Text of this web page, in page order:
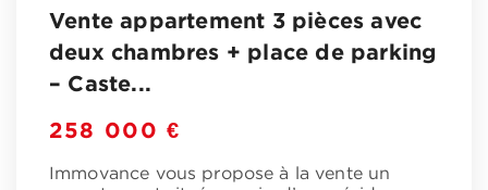
Vente appartement 3 pièces avec
deux chambres + place de parking
– Caste...
258 000 €
Immovance vous propose à la vente un